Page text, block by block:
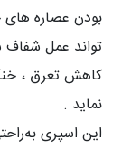
بودن عصاره
تواند عمل شفاف
کاهش تعرق ،
نماید .
این اسپری